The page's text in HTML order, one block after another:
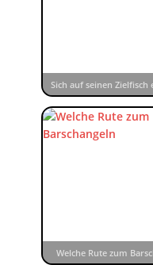
Sich auf seinen Zielfisch
Welche Rute zum